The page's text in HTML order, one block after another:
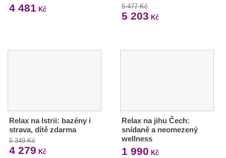
4 481 Kč 5 477 Kč
5 203 Kč
Relax na Istrii: bazény i
strava, dítě zdarma
5 349 Kč
4 279 Kč
Relax na jihu Čech:
snídaně a neomezený
wellness
1 990 Kč